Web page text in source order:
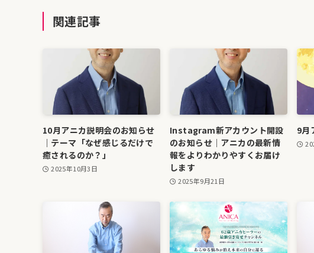
関連記事
10月アニカ説明会のお知らせ
｜テーマ「なぜ感じるだけで
癒されるのか？」
2025年10月3日
Instagram新アカウント開設
のお知らせ｜アニカの最新情
報をよりわかりやすくお届け
します
2025年9月21日
9月